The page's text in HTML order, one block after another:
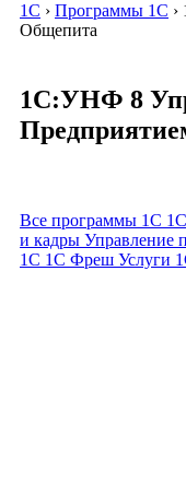
1C › Программы 1С ›
Общепита
1С:УНФ 8
Все программы 1С
и кадры Управление
1С 1С Фреш Услуги